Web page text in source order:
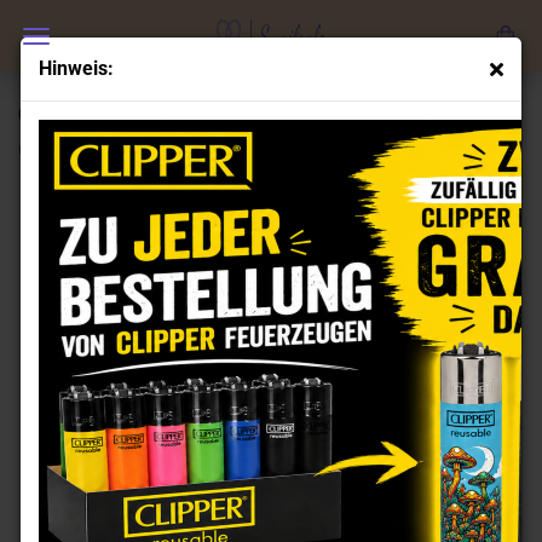
Hinweis:
Clipper Feuerzeuge Set Think Green
(Art.Nr.:CL101589)